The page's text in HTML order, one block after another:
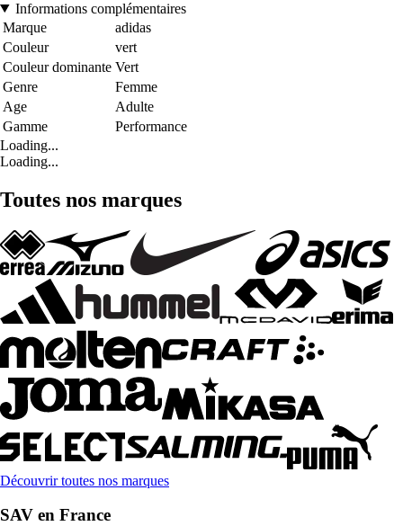
Informations complémentaires
Marque
adidas
Couleur
vert
Couleur dominante Vert
Genre
Femme
Age
Adulte
Gamme
Performance
Loading...
Loading...
Toutes nos marques
Découvrir toutes nos marques
SAV en France